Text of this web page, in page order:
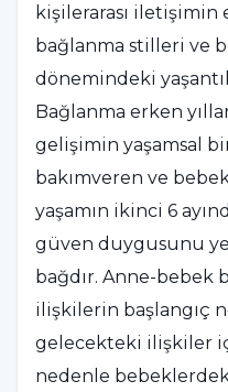
kişilerarası iletişimin
bağlanma stilleri ve
dönemindeki
Bağlanma erken
gelişimin yaşamsal
bakımveren ve
yaşamın ikinci 6
güven duygusunu
bağdır. Anne-bebek
ilişkilerin başlangıç
gelecekteki ilişkiler
nedenle